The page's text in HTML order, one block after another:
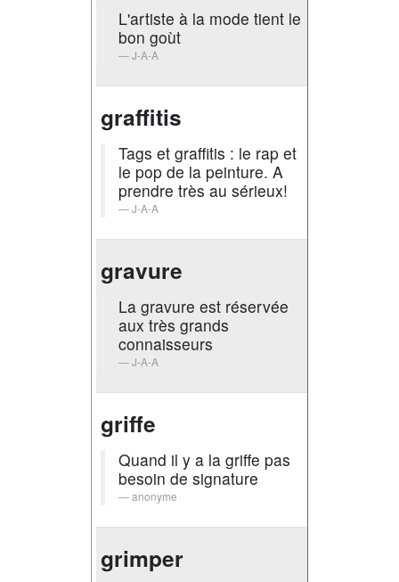
L'artiste à la mode tient le
bon goùt
J-A-A
graffitis
Tags et graffitis : le rap et
le pop de la peinture. A
prendre très au sérieux!
J-A-A
gravure
La gravure est réservée
aux très grands
connaisseurs
J-A-A
griffe
Quand il y a la griffe pas
besoin de signature
anonyme
grimper